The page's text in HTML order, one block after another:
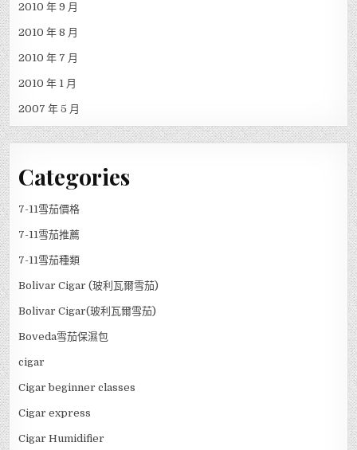
2010 年 9 月
2010 年 8 月
2010 年 7 月
2010 年 1 月
2007 年 5 月
Categories
7-11雪茄價格
7-11雪茄推薦
7-11雪茄種類
Bolivar Cigar (玻利瓦爾雪茄)
Bolivar Cigar(玻利瓦爾雪茄)
Boveda雪茄保濕包
cigar
Cigar beginner classes
Cigar express
Cigar Humidifier